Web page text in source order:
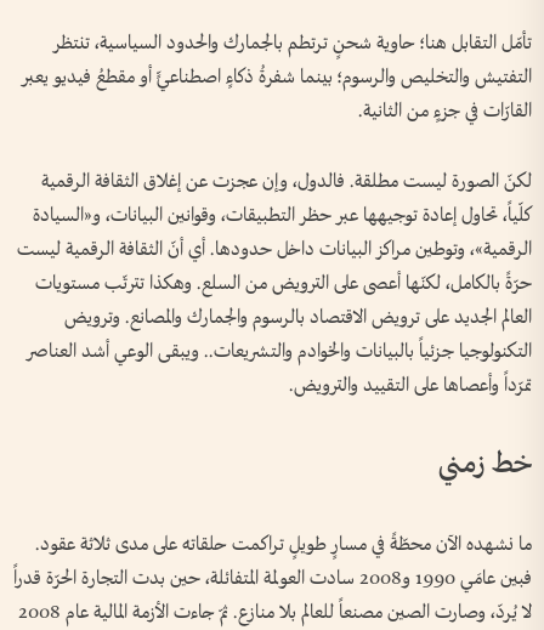
تأمّل التقابل هنا؛ حاوية شحنٍ ترتطم بالجمارك والحدود السياسية، تنتظر
التفتيش والتخليص والرسوم؛ بينما شفرةُ ذكاءٍ اصطناعيٍّ أو مقطعُ فيديو يعبر
القارّات في جزءٍ من الثانية.
لكنّ الصورة ليست مطلقة. فالدول، وإن عجزت عن إغلاق الثقافة الرقمية
كلّياً، تحاول إعادة توجيهها عبر حظر التطبيقات، وقوانين البيانات، و«السيادة
الرقمية»، وتوطين مراكز البيانات داخل حدودها. أي أنّ الثقافة الرقمية ليست
حرّةً بالكامل، لكنّها أعصى على الترويض من السلع. وهكذا تترتّب مستويات
العالم الجديد على ترويض الاقتصاد بالرسوم والجمارك والمصانع. وترويض
التكنولوجيا جزئياً بالبيانات والخوادم والتشريعات.. ويبقى الوعي أشد العناصر
تمرّداً وأعصاها على التقييد والترويض.
خط زمني
ما نشهده الآن محطّةً في مسارٍ طويلٍ تراكمت حلقاته على مدى ثلاثة عقود.
فبين عامَي 1990 و2008 سادت العولمة المتفائلة، حين بدت التجارة الحرّة قدراً
لا يُردّ، وصارت الصين مصنعاً للعالم بلا منازع. ثمّ جاءت الأزمة المالية عام 2008